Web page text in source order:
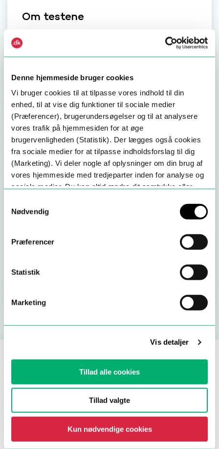
Denne hjemmeside bruger cookies
Vi bruger cookies til at tilpasse vores indhold til din
enhed, til at vise dig funktioner til sociale medier
(Præferencer), brugerundersøgelser og til at analysere
vores trafik på hjemmesiden for at øge
brugervenligheden (Statistik). Der lægges også cookies
fra sociale medier for at tilpasse indholdsforslag til dig
(Marketing). Vi deler nogle af oplysninger om din brug af
vores hjemmeside med tredjeparter inden for analyse og
sociale medier. Du kan altid ændre dit samtykke eller
Nødvendig
Præferencer
Statistik
Marketing
Vis detaljer
Tillad alle cookies
Tillad valgte
Kun nødvendige cookies
Om testene
Om domænetesten
Om forbindelsestesten
Standarder
DNSSEC
HTTPS
DMARC, DKIM og SPF
STARTTLS og DANE
IPv6